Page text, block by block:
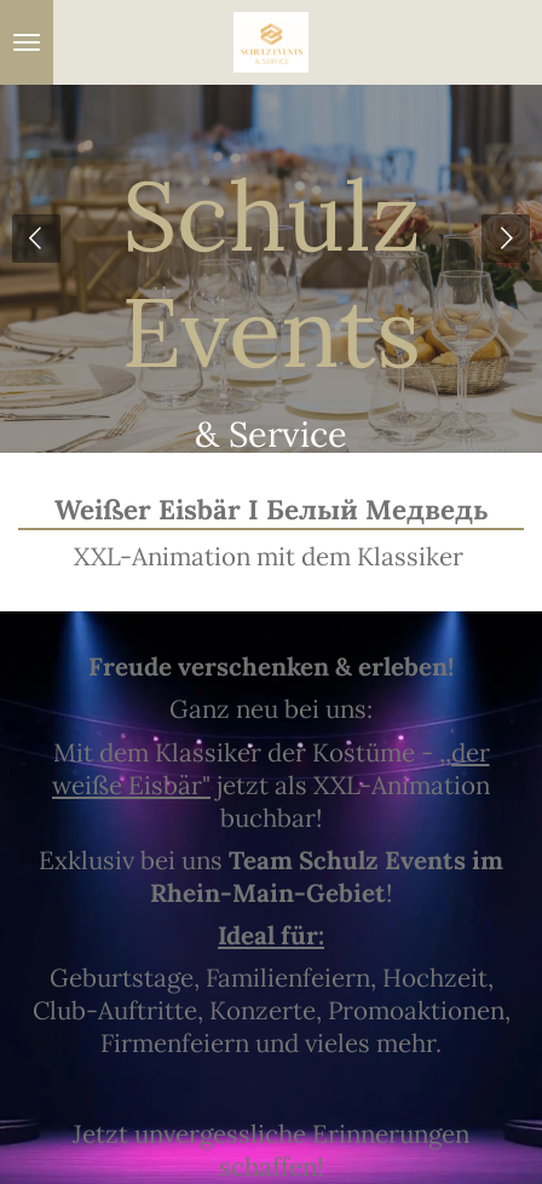
Schulz
Events
& Service
Weißer Eisbär I Белый Mедведь
XXL-Animation mit dem Klassiker
Freude verschenken & erleben!
Ganz neu bei uns:
Mit dem Klassiker der Kostüme - ,,der
weiße Eisbär" jetzt als XXL-Animation
buchbar!
Exklusiv bei uns Team Schulz Events im
Rhein-Main-Gebiet!
Ideal für:
Geburtstage, Familienfeiern, Hochzeit,
Club-Auftritte, Konzerte, Promoaktionen,
Firmenfeiern und vieles mehr.
Jetzt unvergessliche Erinnerungen
schaffen!